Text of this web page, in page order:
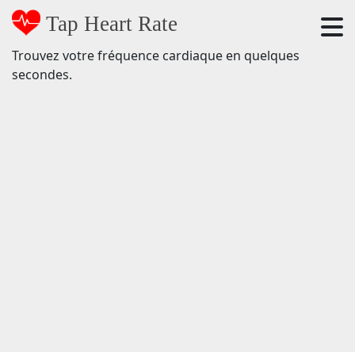
Tap Heart Rate
Trouvez votre fréquence cardiaque en quelques
secondes.